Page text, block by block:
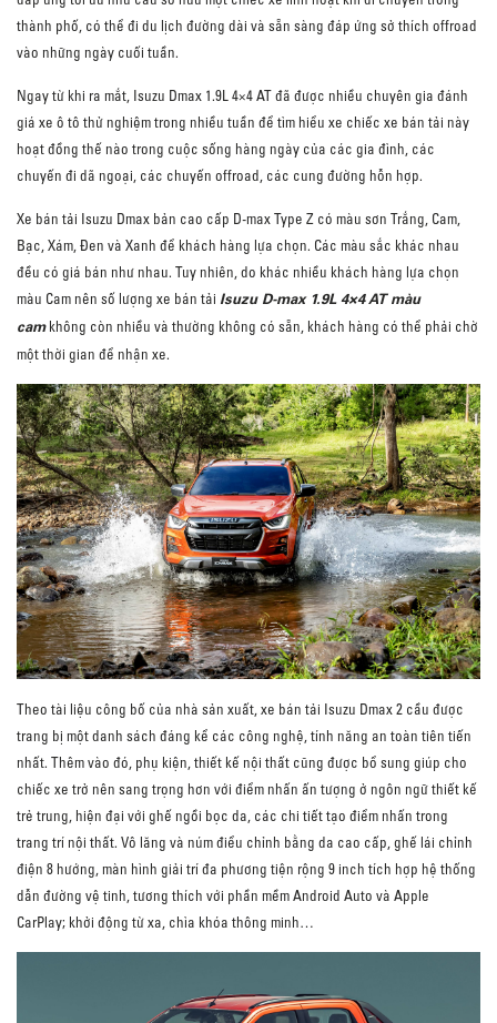
thành phố, có thể đi du lịch đường dài và sẵn sàng đáp ứng sở thích offroad
vào những ngày cuối tuần.
Ngay từ khi ra mắt, Isuzu Dmax 1.9L 4×4 AT đã được nhiều chuyên gia đánh
giá xe ô tô thử nghiệm trong nhiều tuần để tìm hiểu xe chiếc xe bán tải này
hoạt đồng thế nào trong cuộc sống hàng ngày của các gia đình, các
chuyến đi dã ngoại, các chuyến offroad, các cung đường hỗn hợp.
Xe bán tải Isuzu Dmax bản cao cấp D-max Type Z có màu sơn Trắng, Cam,
Bạc, Xám, Đen và Xanh để khách hàng lựa chọn. Các màu sắc khác nhau
đều có giá bán như nhau. Tuy nhiên, do khác nhiều khách hàng lựa chọn
màu Cam nên số lượng xe bán tải Isuzu D-max 1.9L 4×4 AT màu
camkhông còn nhiều và thường không có sẵn, khách hàng có thể phải chờ
một thời gian để nhận xe.
Theo tài liệu công bố của nhà sản xuất, xe bán tải Isuzu Dmax 2 cầu được
trang bị một danh sách đáng kể các công nghệ, tính năng an toàn tiên tiến
nhất. Thêm vào đó, phụ kiện, thiết kế nội thất cũng được bổ sung giúp cho
chiếc xe trở nên sang trọng hơn với điểm nhấn ấn tượng ở ngôn ngữ thiết kế
trẻ trung, hiện đại với ghế ngồi bọc da, các chi tiết tạo điểm nhấn trong
trang trí nội thất. Vô lăng và núm điểu chỉnh bằng da cao cấp, ghế lái chỉnh
điện 8 hướng, màn hình giải trí đa phương tiện rộng 9 inch tích hợp hệ thống
dẫn đường vệ tinh, tương thích với phần mềm Android Auto và Apple
CarPlay; khởi động từ xa, chìa khóa thông minh…